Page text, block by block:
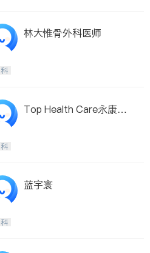
林大惟骨外科医师
Top Health Care永康复
蓝宇寰